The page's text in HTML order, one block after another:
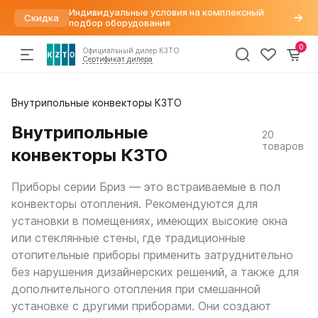
Скидка
Индивидуальные условия на комплексный
подбор оборудования
Официальный дилер КЗТО
Сертификат дилера
0
Радиаторы
%
Распродажа
быть
трудности
с
По параметрам
Вертикальные
Трубчатые
Напольные
Квадратный профиль
Круглый профиль
Высокие
Низкие
Для квартиры
Для дома
В стиле лофт
Напольные конвекторы
Элегант Мини
Элегант Плюс
Внутрипольные конвекторы
Бриз
Бриз Нерж
Бриз В
Бриз В Нерж
Бриз В Turbo
Бриз В Turbo Нерж
Арматура для радиаторов
Вентили для радиаторов
Воздухоудалители и заглушки
Кронштейны
Термостатические головки
Фитинги
Внутрипольные конвекторы КЗТО
Внутрипольные
конвекторы КЗТО
20
товаров
Приборы серии Бриз — это встраиваемые в пол
конвекторы отопления. Рекомендуются для
установки в помещениях, имеющих высокие окна
или стеклянные стены, где традиционные
отопительные приборы применить затруднительно
без нарушения дизайнерских решений, а также для
дополнительного отопления при смешанной
установке с другими приборами. Они создают